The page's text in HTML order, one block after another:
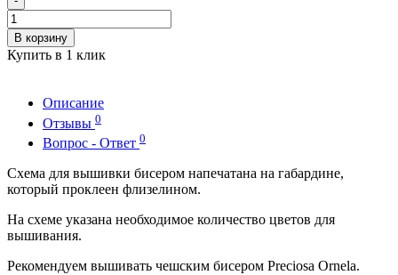
В корзину
Купить в 1 клик
Описание
Отзывы 0
Вопрос - Ответ 0
Схема для вышивки бисером напечатана на габардине,
который проклеен флизелином.
На схеме указана необходимое количество цветов для
вышивания.
Рекомендуем вышивать чешским бисером Preciosa Ornela.